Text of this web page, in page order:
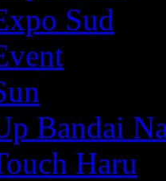
Sud
Bandai
Haru